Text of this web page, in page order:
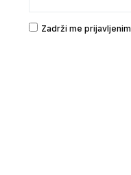
Zadrži me prijavljenim